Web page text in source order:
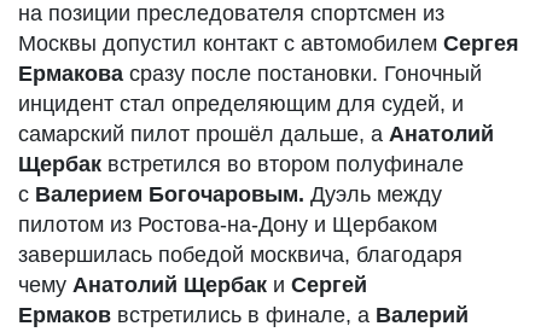
на позиции преследователя спортсмен из
Москвы допустил контакт с автомобилем Сергея
Ермакова сразу после постановки. Гоночный
инцидент стал определяющим для судей, и
самарский пилот прошёл дальше, а Анатолий
Щербак встретился во втором полуфинале
с Валерием Богочаровым. Дуэль между
пилотом из Ростова-на-Дону и Щербаком
завершилась победой москвича, благодаря
чему Анатолий Щербак и Сергей
Ермаков встретились в финале, а Валерий